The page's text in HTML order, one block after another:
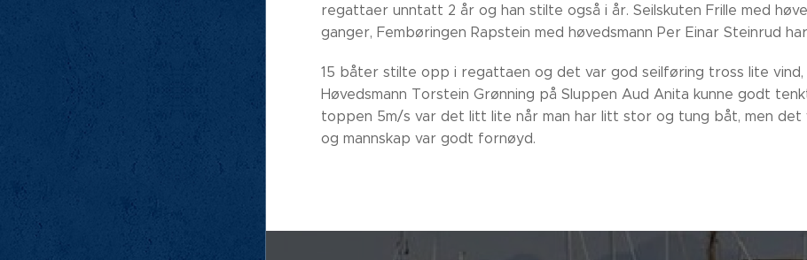
regattaer unntatt 2 år og han stilte også i år. Seilskuten Frille med
ganger, Fembøringen Rapstein med høvedsmann Per Einar Steinrud
15 båter stilte opp i regattaen og det var god seilføring tross lite
Høvedsmann Torstein Grønning på Sluppen Aud Anita kunne godt
toppen 5m/s var det litt lite når man har litt stor og tung båt, men det
og mannskap var godt fornøyd.